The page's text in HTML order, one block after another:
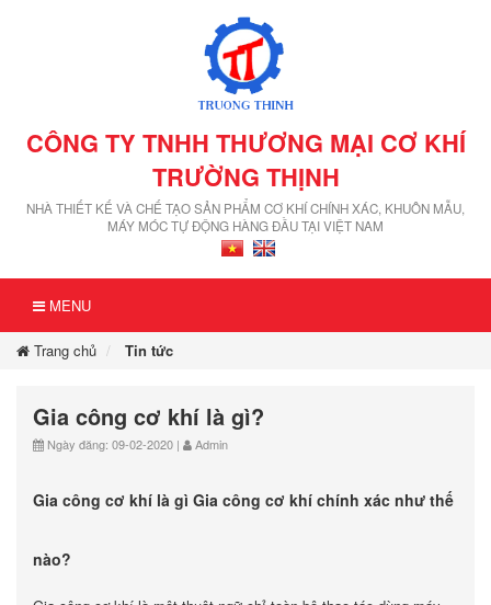
CÔNG TY TNHH THƯƠNG MẠI CƠ KHÍ
TRƯỜNG THỊNH
NHÀ THIẾT KẾ VÀ CHẾ TẠO SẢN PHẨM CƠ KHÍ CHÍNH XÁC, KHUÔN MẪU,
MÁY MÓC TỰ ĐỘNG HÀNG ĐẦU TẠI VIỆT NAM
MENU
Trang chủ Tin tức
Gia công cơ khí là gì?
Ngày đăng: 09-02-2020 | Admin
Gia công cơ khí là gì Gia công cơ khí chính xác như thế
nào?